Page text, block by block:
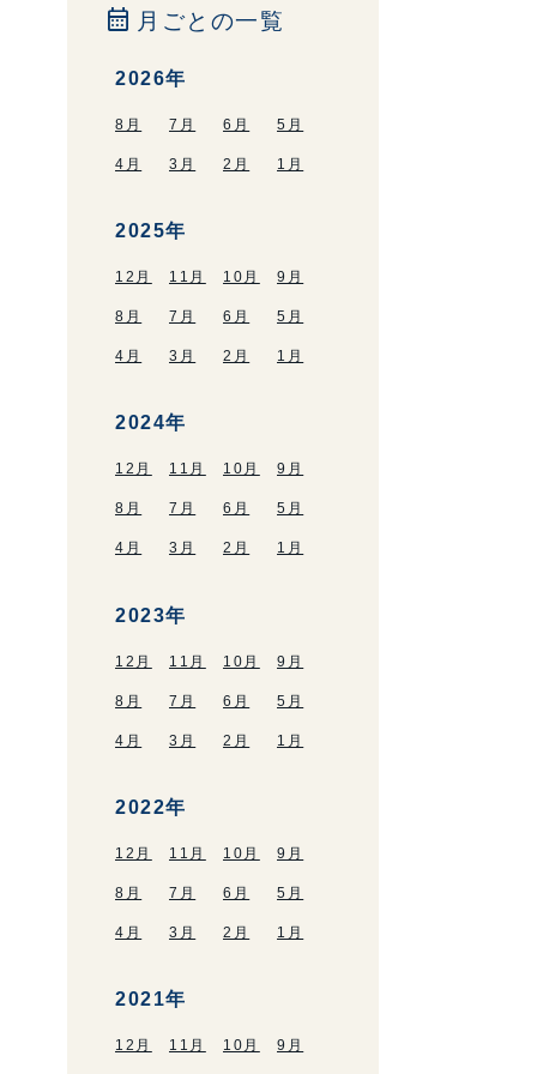
calendar_month 月ごとの一覧
2026年
8月 7月 6月 5月
4月 3月 2月 1月
2025年
12月 11月 10月 9月
8月 7月 6月 5月
4月 3月 2月 1月
2024年
12月 11月 10月 9月
8月 7月 6月 5月
4月 3月 2月 1月
2023年
12月 11月 10月 9月
8月 7月 6月 5月
4月 3月 2月 1月
2022年
12月 11月 10月 9月
8月 7月 6月 5月
4月 3月 2月 1月
2021年
12月 11月 10月 9月